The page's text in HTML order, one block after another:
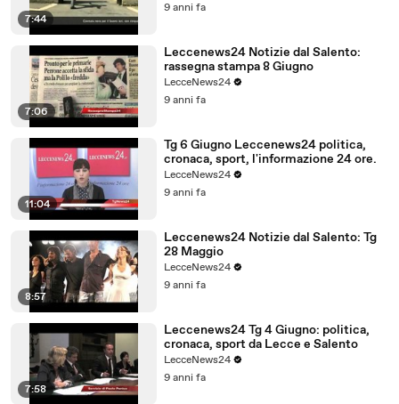
7:44
9 anni fa
7:06
Leccenews24 Notizie dal Salento:
rassegna stampa 8 Giugno
LecceNews24
9 anni fa
11:04
Tg 6 Giugno Leccenews24 politica,
cronaca, sport, l'informazione 24 ore.
LecceNews24
9 anni fa
8:57
Leccenews24 Notizie dal Salento: Tg
28 Maggio
LecceNews24
9 anni fa
7:58
Leccenews24 Tg 4 Giugno: politica,
cronaca, sport da Lecce e Salento
LecceNews24
9 anni fa